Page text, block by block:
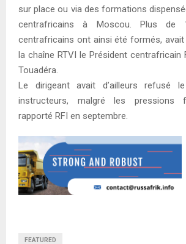
sur place ou via des formations
centrafricains à Moscou. Plus de
centrafricains ont ainsi été formés, avait
la chaîne RTVI le Président centrafricain
Touadéra.
Le dirigeant avait d’ailleurs refusé
instructeurs, malgré les pressions
rapporté RFI en septembre.
FEATURED